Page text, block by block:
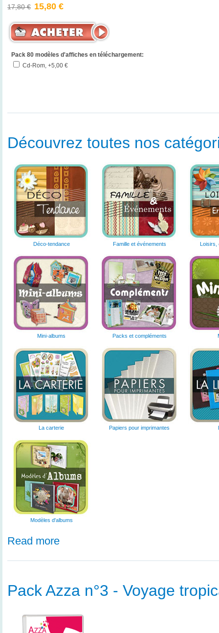
17,80 € 15,80 €
Pack 80 modèles d'affiches en téléchargement:
Cd-Rom, +5,00 €
Découvrez toutes nos
Déco-tendance Famille et événements Loisirs,
Mini-albums Packs et compléments
La carterie Papiers pour imprimantes
Modèles d'albums
Read more
Pack Azza n°3 - Voyage